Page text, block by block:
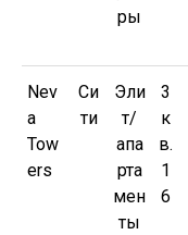
ры
Nev
a
Tow
ers
Си
ти
Эли
т/
апа
рта
мен
ты
3
к
в.
1
6